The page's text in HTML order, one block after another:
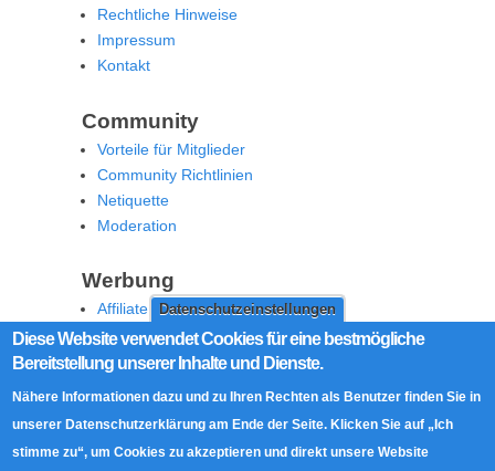
Datenschutzeinstellungen
Diese Website verwendet Cookies für eine bestmögliche
Bereitstellung unserer Inhalte und Dienste.
Nähere Informationen dazu und zu Ihren Rechten als Benutzer finden Sie in
unserer Datenschutzerklärung am Ende der Seite. Klicken Sie auf „Ich
stimme zu“, um Cookies zu akzeptieren und direkt unsere Website
Rechtliche Hinweise
Impressum
Kontakt
Community
Vorteile für Mitglieder
Community Richtlinien
Netiquette
Moderation
Werbung
Affiliate Offenlegung
Werben Sie auf MoW
Social Media
RSS Feed
Facebook